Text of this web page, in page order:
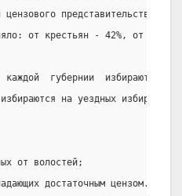
цензового представительства.
от крестьян - 42%, от
каждой  губернии  избираются
на уездных
от волостей;
достаточным цензом.